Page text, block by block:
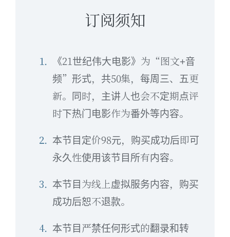
订阅须知
1.
《21世纪伟大电影》为“图文+音
频”形式，共50集，每周三、五更
新。同时，主讲人也会不定期点评
时下热门电影作为番外等内容。
2. 本节目定价98元，购买成功后即可
永久性使用该节目所有内容。
3. 本节目为线上虚拟服务内容，购买
成功后恕不退款。
4. 本节目严禁任何形式的翻录和转